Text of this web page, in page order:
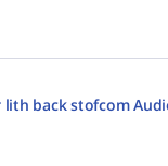
back stofcom